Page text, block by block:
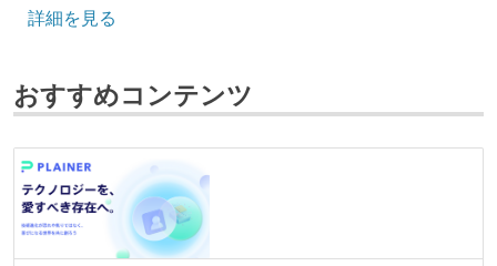
フレームワーク
データベース
postgresql
ソースコード管理
git
詳細を見る
おすすめコンテンツ